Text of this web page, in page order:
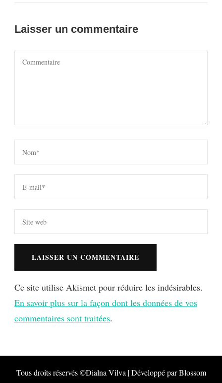
Laisser un commentaire
Ce site utilise Akismet pour réduire les indésirables.
En savoir plus sur la façon dont les données de vos
commentaires sont traitées.
Tous droits réservés ©Dialna Vilva | Développé parBlossom